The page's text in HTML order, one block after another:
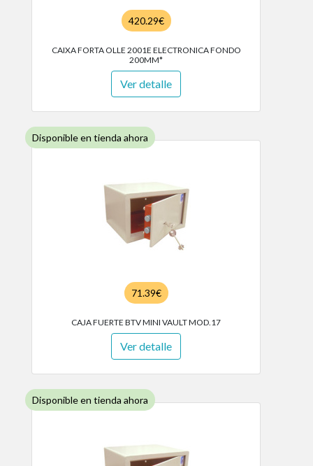
420.29€
CAIXA FORTA OLLE 2001E ELECTRONICA FONDO
200MM*
Ver detalle
Disponible en tienda ahora
71.39€
CAJA FUERTE BTV MINI VAULT MOD.17
Ver detalle
Disponible en tienda ahora